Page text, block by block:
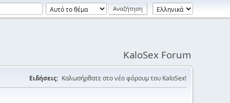
KaloSex Forum
Ειδήσεις: Καλωσήρθατε στο νέο φόρουμ του KaloSex!